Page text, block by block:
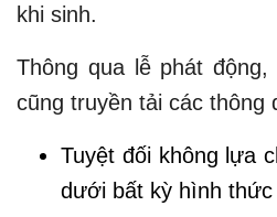
khi sinh.
Thông qua lễ phát
cũng truyền tải các thông
Tuyệt đối không lựa
dưới bất kỳ hình thức